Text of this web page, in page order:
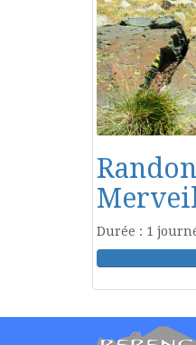
Durée : 1